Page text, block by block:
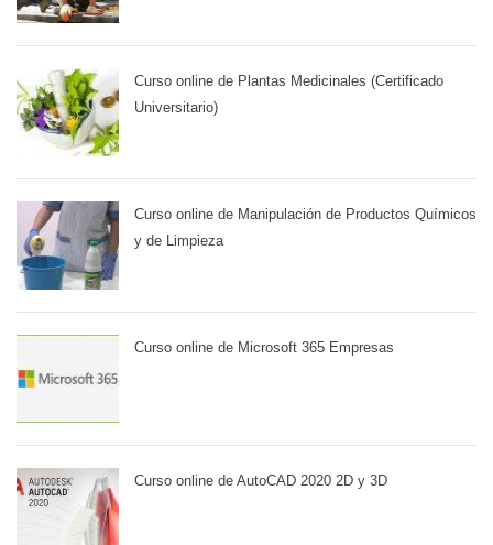
Curso online de Plantas Medicinales (Certificado
Universitario)
Curso online de Manipulación de Productos Químicos
y de Limpieza
Curso online de Microsoft 365 Empresas
Curso online de AutoCAD 2020 2D y 3D